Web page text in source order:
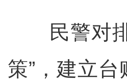
民警对排
策”，建立